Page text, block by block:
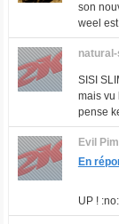
son
weel
SISI
mais vu
pense
Evil
En
UP ! :no: